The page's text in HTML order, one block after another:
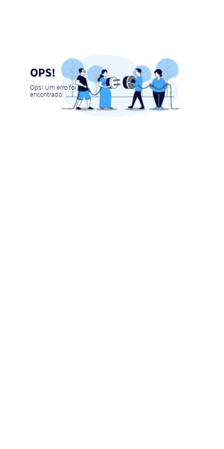
OPS!
Ops! Um erro foi
encontrado.